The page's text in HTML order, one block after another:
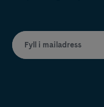
Fyll i mailadress